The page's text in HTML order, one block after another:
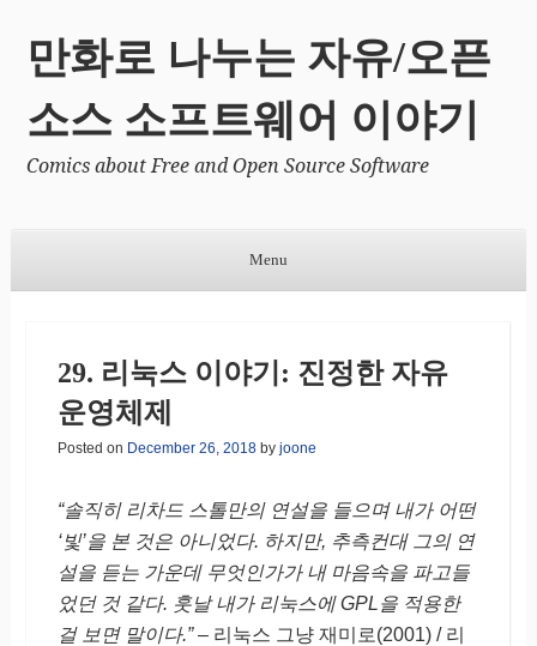
만화로 나누는 자유/오픈
소스 소프트웨어 이야기
Comics about Free and Open Source Software
Menu
29. 리눅스 이야기: 진정한 자유
운영체제
Posted on December 26, 2018by joone
“솔직히 리차드 스톨만의 연설을 들으며 내가 어떤
‘빛’을 본 것은 아니었다. 하지만, 추측컨대 그의 연
설을 듣는 가운데 무엇인가가 내 마음속을 파고들
었던 것 같다. 훗날 내가 리눅스에 GPL을 적용한
걸 보면 말이다.”– 리눅스 그냥 재미로(2001) / 리